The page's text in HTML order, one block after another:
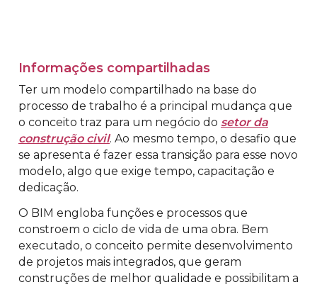
Informações compartilhadas
Ter um modelo compartilhado na base do
processo de trabalho é a principal mudança que
o conceito traz para um negócio do setor da
construção civil. Ao mesmo tempo, o desafio que
se apresenta é fazer essa transição para esse novo
modelo, algo que exige tempo, capacitação e
dedicação.
O BIM engloba funções e processos que
constroem o ciclo de vida de uma obra. Bem
executado, o conceito permite desenvolvimento
de projetos mais integrados, que geram
construções de melhor qualidade e possibilitam a